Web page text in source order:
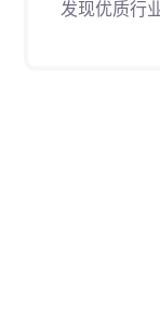
发现优质行